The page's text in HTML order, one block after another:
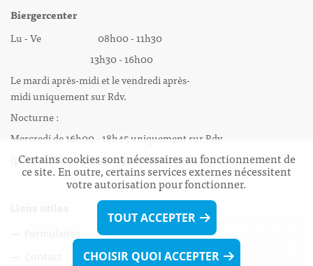
Biergercenter
Lu - Ve 08h00 - 11h30
13h30 - 16h00
Le mardi après-midi et le vendredi après-
midi uniquement sur Rdv.
Nocturne :
Mercredi de 16h00 - 18h45 uniquement sur Rdv
(prise de Rdv possible jusqu'à mardi 11h30).
Certains cookies sont nécessaires au fonctionnement de
ce site. En outre, certains services externes nécessitent
votre autorisation pour fonctionner.
TOUT ACCEPTER
CHOISIR QUOI ACCEPTER